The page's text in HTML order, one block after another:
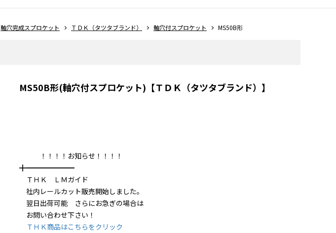
軸穴完成スプロケット ＴＤＫ（タツタブランド） 軸穴付スプロケット MS50B形
MS50B形(軸穴付スプロケット)【ＴＤＫ（タツタブランド）】
！！！！お知らせ！！！！
╋━━━━━━━
ＴＨＫ ＬＭガイド
社内レールカット販売開始しました。
翌日出荷可能 さらにお急ぎの場合は
お問い合わせ下さい！
ＴＨＫ商品はこちらをクリック